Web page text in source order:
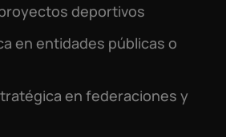
deportivos
en entidades públicas o
en federaciones y